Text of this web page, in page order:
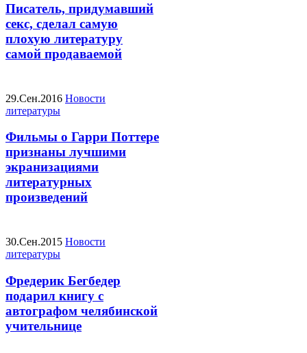
Писатель, придумавший
секс, сделал самую
плохую литературу
самой продаваемой
29.Сен.2016 Новости
литературы
Фильмы о Гарри Поттере
признаны лучшими
экранизациями
литературных
произведений
30.Сен.2015 Новости
литературы
Фредерик Бегбедер
подарил книгу с
автографом челябинской
учительнице